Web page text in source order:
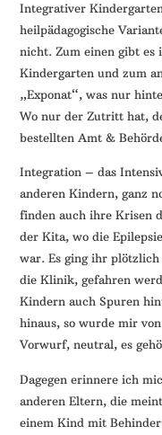
dein
Mut
und
ein
Lächeln
//
Integrativer
heilpädagogische
nicht. Zum einen gibt es
Kindergarten und zum
„Exponat“, was nur
Wo nur der Zutritt hat,
bestellten Amt &
Integration – das
anderen Kindern, ganz
finden auch ihre Krisen
der Kita, wo die
war. Es ging ihr
die Klinik, gefahren
Kindern auch Spuren
hinaus, so wurde mir
Vorwurf, neutral, es
Dagegen erinnere ich
anderen Eltern, die
einem Kind mit